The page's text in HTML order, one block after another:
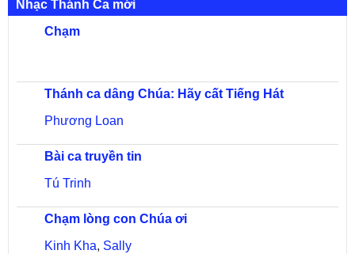
Nhạc Thánh Ca mới
Chạm
Thánh ca dâng Chúa: Hãy cất Tiếng Hát
Phương Loan
Bài ca truyền tin
Tú Trinh
Chạm lòng con Chúa ơi
Kinh Kha, Sally